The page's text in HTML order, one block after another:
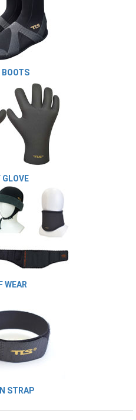
BOOTS
GLOVE
WEAR
STRAP